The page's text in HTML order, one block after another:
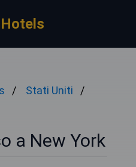
Stati Uniti
a New York